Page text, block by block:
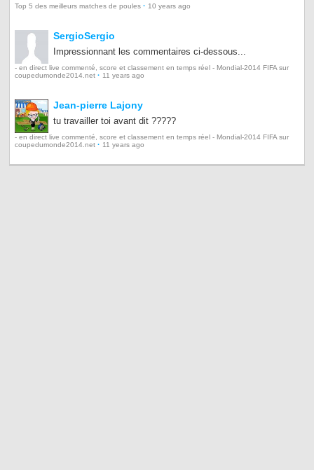
Top 5 des meilleurs matches de poules · 10 years ago
SergioSergio
Impressionnant les commentaires ci-dessous...
- en direct live commenté, score et classement en temps réel - Mondial-2014 FIFA sur
coupedumonde2014.net · 11 years ago
Jean-pierre Lajony
tu travailler toi avant dit ?????
- en direct live commenté, score et classement en temps réel - Mondial-2014 FIFA sur
coupedumonde2014.net · 11 years ago